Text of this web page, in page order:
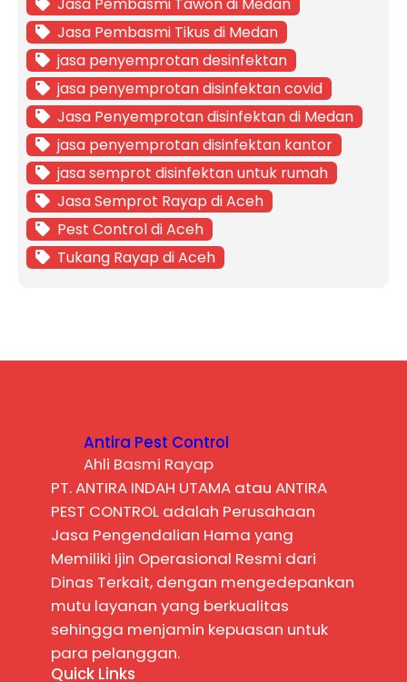
Jasa Pembasmi Tikus di Medan
jasa penyemprotan desinfektan
jasa penyemprotan disinfektan covid
Jasa Penyemprotan disinfektan di Medan
jasa penyemprotan disinfektan kantor
jasa semprot disinfektan untuk rumah
Jasa Semprot Rayap di Aceh
Pest Control di Aceh
Tukang Rayap di Aceh
Antira Pest Control
Ahli Basmi Rayap
PT. ANTIRA INDAH UTAMA atau ANTIRA
PEST CONTROL adalah Perusahaan
Jasa Pengendalian Hama yang
Memiliki Ijin Operasional Resmi dari
Dinas Terkait, dengan mengedepankan
mutu layanan yang berkualitas
sehingga menjamin kepuasan untuk
para pelanggan.
Quick Links